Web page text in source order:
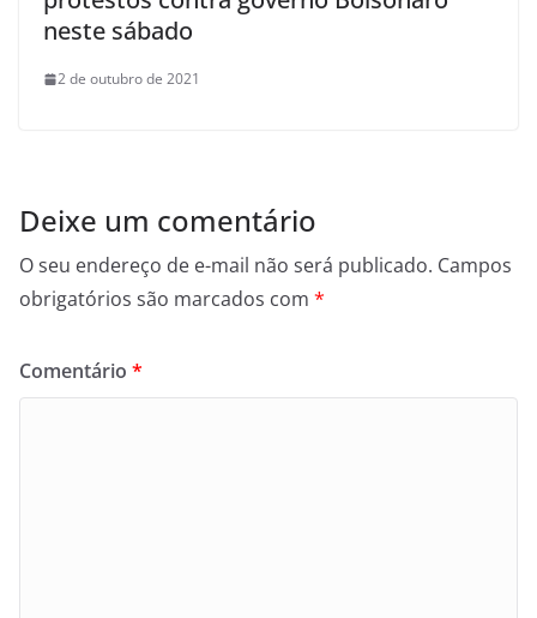
neste sábado
2 de outubro de 2021
Deixe um comentário
O seu endereço de e-mail não será publicado. Campos
obrigatórios são marcados com *
Comentário *